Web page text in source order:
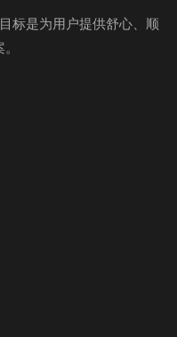
标是为用户提供舒心、顺